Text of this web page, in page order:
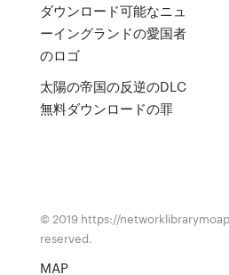
ダウンロード可能なニュ
ーイングランドの愛国者
のロゴ
太陽の帝国の反逆のDLC
無料ダウンロードの罪
© 2019 https://
reserved.
MAP